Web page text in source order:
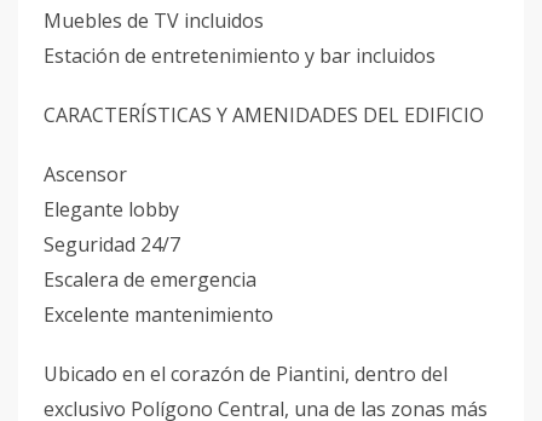
Muebles de TV incluidos
Estación de entretenimiento y bar incluidos
CARACTERÍSTICAS Y AMENIDADES DEL EDIFICIO
Ascensor
Elegante lobby
Seguridad 24/7
Escalera de emergencia
Excelente mantenimiento
Ubicado en el corazón de Piantini, dentro del
exclusivo Polígono Central, una de las zonas más